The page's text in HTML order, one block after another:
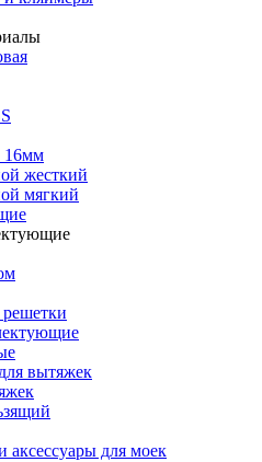
16мм
жесткий
мягкий
вытяжек
для моек